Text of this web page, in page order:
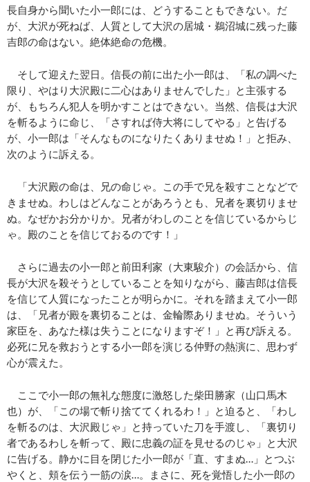
長自身から聞いた小一郎には、どうすることもできない。だ
が、大沢が死ねば、人質として大沢の居城・鵜沼城に残った藤
吉郎の命はない。絶体絶命の危機。
そして迎えた翌日。信長の前に出た小一郎は、「私の調べた
限り、やはり大沢殿に二心はありませんでした」と主張する
が、もちろん犯人を明かすことはできない。当然、信長は大沢
を斬るように命じ、「さすれば侍大将にしてやる」と告げる
が、小一郎は「そんなものになりたくありませぬ！」と拒み、
次のように訴える。
「大沢殿の命は、兄の命じゃ。この手で兄を殺すことなどで
きませぬ。わしはどんなことがあろうとも、兄者を裏切りませ
ぬ。なぜかお分かりか。兄者がわしのことを信じているからじ
ゃ。殿のことを信じておるのです！」
さらに過去の小一郎と前田利家（大東駿介）の会話から、信
長が大沢を殺そうとしていることを知りながら、藤吉郎は信長
を信じて人質になったことが明らかに。それを踏まえて小一郎
は、「兄者が殿を裏切ることは、金輪際ありませぬ。そういう
家臣を、あなた様は失うことになりますぞ！」と再び訴える。
必死に兄を救おうとする小一郎を演じる仲野の熱演に、思わず
心が震えた。
ここで小一郎の無礼な態度に激怒した柴田勝家（山口馬木
也）が、「この場で斬り捨ててくれるわ！」と迫ると、「わし
を斬るのは、大沢殿じゃ」と持っていた刀を手渡し、「裏切り
者であるわしを斬って、殿に忠義の証を見せるのじゃ」と大沢
に告げる。静かに目を閉じた小一郎が「直、すまぬ…」とつぶ
やくと、頬を伝う一筋の涙…。まさに、死を覚悟した小一郎の